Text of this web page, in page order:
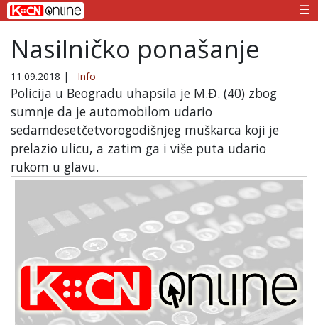
☰
Nasilničko ponašanje
11.09.2018 | Info
Policija u Beogradu uhapsila je M.Đ. (40) zbog
sumnje da je automobilom udario
sedamdesetčetvorogodišnjeg muškarca koji je
prelazio ulicu, a zatim ga i više puta udario
rukom u glavu.